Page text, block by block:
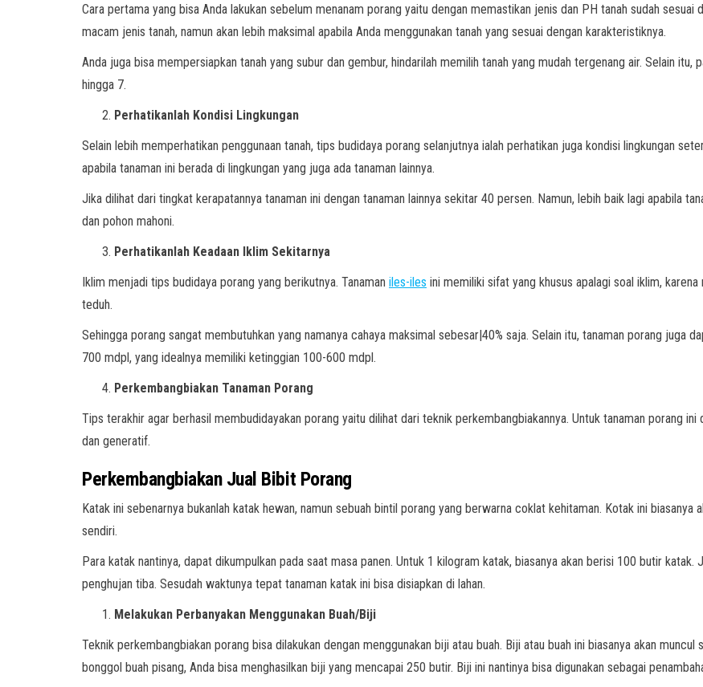
Cara pertama yang bisa Anda lakukan sebelum menanam porang yaitu dengan memastikan jenis dan PH tanah sudah
macam jenis tanah, namun akan lebih maksimal apabila Anda menggunakan tanah yang sesuai dengan karakteristiknya.
Anda juga bisa mempersiapkan tanah yang subur dan gembur, hindarilah memilih tanah yang mudah tergenang air. Selain
hingga 7.
Perhatikanlah Kondisi Lingkungan
Selain lebih memperhatikan penggunaan tanah, tips budidaya porang selanjutnya ialah perhatikan juga kondisi lingkungan
apabila tanaman ini berada di lingkungan yang juga ada tanaman lainnya.
Jika dilihat dari tingkat kerapatannya tanaman ini dengan tanaman lainnya sekitar 40 persen. Namun, lebih baik lagi apabila
dan pohon mahoni.
Perhatikanlah Keadaan Iklim Sekitarnya
Iklim menjadi tips budidaya porang yang berikutnya. Tanaman iles-iles ini memiliki sifat yang khusus apalagi soal iklim,
teduh.
Sehingga porang sangat membutuhkan yang namanya cahaya maksimal sebesar|40% saja. Selain itu, tanaman porang juga
700 mdpl, yang idealnya memiliki ketinggian 100-600 mdpl.
Perkembangbiakan Tanaman Porang
Tips terakhir agar berhasil membudidayakan porang yaitu dilihat dari teknik perkembangbiakannya. Untuk tanaman porang
dan generatif.
Perkembangbiakan Jual Bibit Porang
Katak ini sebenarnya bukanlah katak hewan, namun sebuah bintil porang yang berwarna coklat kehitaman. Kotak ini biasanya
sendiri.
Para katak nantinya, dapat dikumpulkan pada saat masa panen. Untuk 1 kilogram katak, biasanya akan berisi 100 butir
penghujan tiba. Sesudah waktunya tepat tanaman katak ini bisa disiapkan di lahan.
Melakukan Perbanyakan Menggunakan Buah/Biji
Teknik perkembangbiakan porang bisa dilakukan dengan menggunakan biji atau buah. Biji atau buah ini biasanya akan
bonggol buah pisang, Anda bisa menghasilkan biji yang mencapai 250 butir. Biji ini nantinya bisa digunakan sebagai